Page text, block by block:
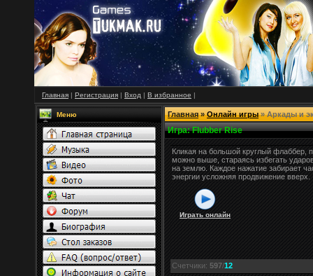
Главная | Регистрация | Вход | В избранное |
Меню Главная»Онлайн игры » Аркады и
Игра: Flubber Rise
Кликая на большой круглый флаббер,
можно выше, стараясь избегать
на землю. Каждое нажатие забирает
энергии усложняя продвижение вверх.
Играть онлайн
Счетчики: 597/12